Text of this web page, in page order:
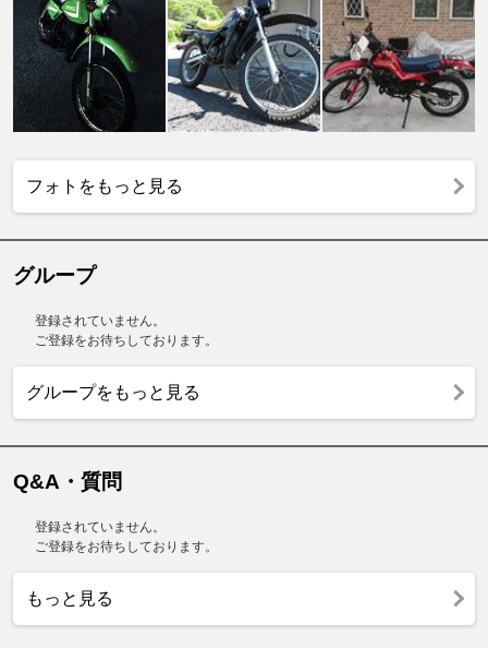
フォトをもっと見る
グループ
登録されていません。
ご登録をお待ちしております。
グループをもっと見る
Q&A・質問
登録されていません。
ご登録をお待ちしております。
もっと見る